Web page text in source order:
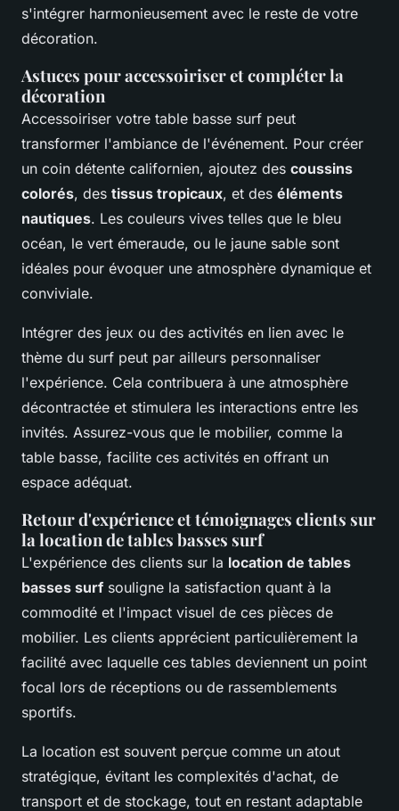
s'intégrer harmonieusement avec le reste de votre
décoration.
Astuces pour accessoiriser et compléter la
décoration
Accessoiriser votre table basse surf peut
transformer l'ambiance de l'événement. Pour créer
un coin détente californien, ajoutez des coussins
colorés, des tissus tropicaux, et des éléments
nautiques. Les couleurs vives telles que le bleu
océan, le vert émeraude, ou le jaune sable sont
idéales pour évoquer une atmosphère dynamique et
conviviale.
Intégrer des jeux ou des activités en lien avec le
thème du surf peut par ailleurs personnaliser
l'expérience. Cela contribuera à une atmosphère
décontractée et stimulera les interactions entre les
invités. Assurez-vous que le mobilier, comme la
table basse, facilite ces activités en offrant un
espace adéquat.
Retour d'expérience et témoignages clients sur
la location de tables basses surf
L'expérience des clients sur la location de tables
basses surf souligne la satisfaction quant à la
commodité et l'impact visuel de ces pièces de
mobilier. Les clients apprécient particulièrement la
facilité avec laquelle ces tables deviennent un point
focal lors de réceptions ou de rassemblements
sportifs.
La location est souvent perçue comme un atout
stratégique, évitant les complexités d'achat, de
transport et de stockage, tout en restant adaptable